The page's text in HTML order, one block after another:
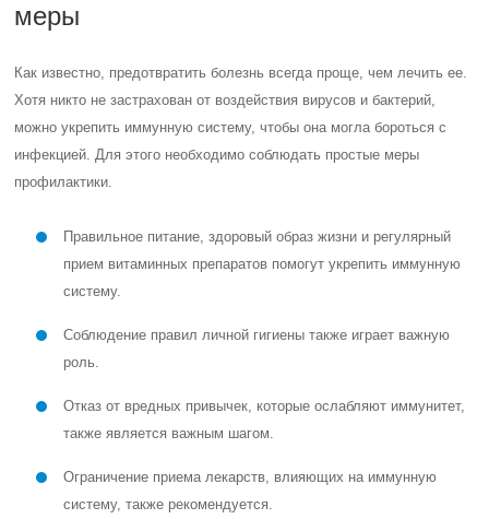
меры
Как известно, предотвратить болезнь всегда проще, чем лечить ее.
Хотя никто не застрахован от воздействия вирусов и бактерий,
можно укрепить иммунную систему, чтобы она могла бороться с
инфекцией. Для этого необходимо соблюдать простые меры
профилактики.
Правильное питание, здоровый образ жизни и регулярный
прием витаминных препаратов помогут укрепить иммунную
систему.
Соблюдение правил личной гигиены также играет важную
роль.
Отказ от вредных привычек, которые ослабляют иммунитет,
также является важным шагом.
Ограничение приема лекарств, влияющих на иммунную
систему, также рекомендуется.